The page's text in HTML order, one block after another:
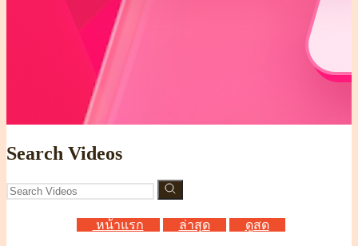
Search Videos
หน้าแรก ล่าสุด ดูสด